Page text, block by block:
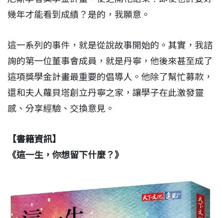
幾年才能看到成績？是的，我願意。
這一系列的事件，就是從說故事開始的。其實，我諮
詢的第一位董事會成員，就是丹寧，他後來甚至成了
這項獎學金計畫最重要的倡導人。他除了幫忙募款，
還和夫人蘿貝塔創立丹寧之家，讓學子在此激發靈
感、分享經驗、交換意見。
【書籍資訊】
《這一生，你想留下什麼？》